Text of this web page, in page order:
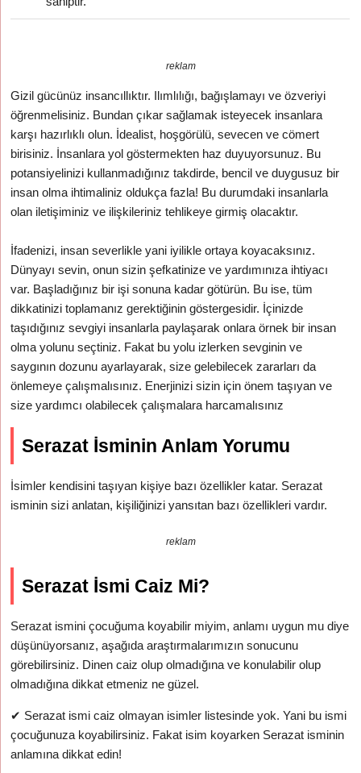
reklam
Gizil gücünüz insancıllıktır. Ilımlılığı, bağışlamayı ve özveriyi
öğrenmelisiniz. Bundan çıkar sağlamak isteyecek insanlara
karşı hazırlıklı olun. İdealist, hoşgörülü, sevecen ve cömert
birisiniz. İnsanlara yol göstermekten haz duyuyorsunuz. Bu
potansiyelinizi kullanmadığınız takdirde, bencil ve duygusuz bir
insan olma ihtimaliniz oldukça fazla! Bu durumdaki insanlarla
olan iletişiminiz ve ilişkileriniz tehlikeye girmiş olacaktır.
İfadenizi, insan severlikle yani iyilikle ortaya koyacaksınız.
Dünyayı sevin, onun sizin şefkatinize ve yardımınıza ihtiyacı
var. Başladığınız bir işi sonuna kadar götürün. Bu ise, tüm
dikkatinizi toplamanız gerektiğinin göstergesidir. İçinizde
taşıdığınız sevgiyi insanlarla paylaşarak onlara örnek bir insan
olma yolunu seçtiniz. Fakat bu yolu izlerken sevginin ve
saygının dozunu ayarlayarak, size gelebilecek zararları da
önlemeye çalışmalısınız. Enerjinizi sizin için önem taşıyan ve
size yardımcı olabilecek çalışmalara harcamalısınız
Serazat İsminin Anlam Yorumu
İsimler kendisini taşıyan kişiye bazı özellikler katar. Serazat
isminin sizi anlatan, kişiliğinizi yansıtan bazı özellikleri vardır.
reklam
Serazat İsmi Caiz Mi?
Serazat ismini çocuğuma koyabilir miyim, anlamı uygun mu diye
düşünüyorsanız, aşağıda araştırmalarımızın sonucunu
görebilirsiniz. Dinen caiz olup olmadığına ve konulabilir olup
olmadığına dikkat etmeniz ne güzel.
✔ Serazat ismi caiz olmayan isimler listesinde yok. Yani bu ismi
çocuğunuza koyabilirsiniz. Fakat isim koyarken Serazat isminin
anlamına dikkat edin!